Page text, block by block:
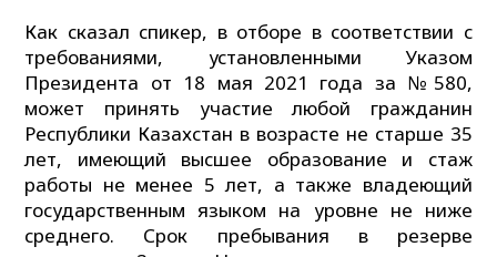
Как сказал спикер, в отборе в соответствии с
требованиями, установленными Указом
Президента от 18 мая 2021 года за №580,
может принять участие любой гражданин
Республики Казахстан в возрасте не старше 35
лет, имеющий высшее образование и стаж
работы не менее 5 лет, а также владеющий
государственным языком на уровне не ниже
среднего. Срок пребывания в резерве